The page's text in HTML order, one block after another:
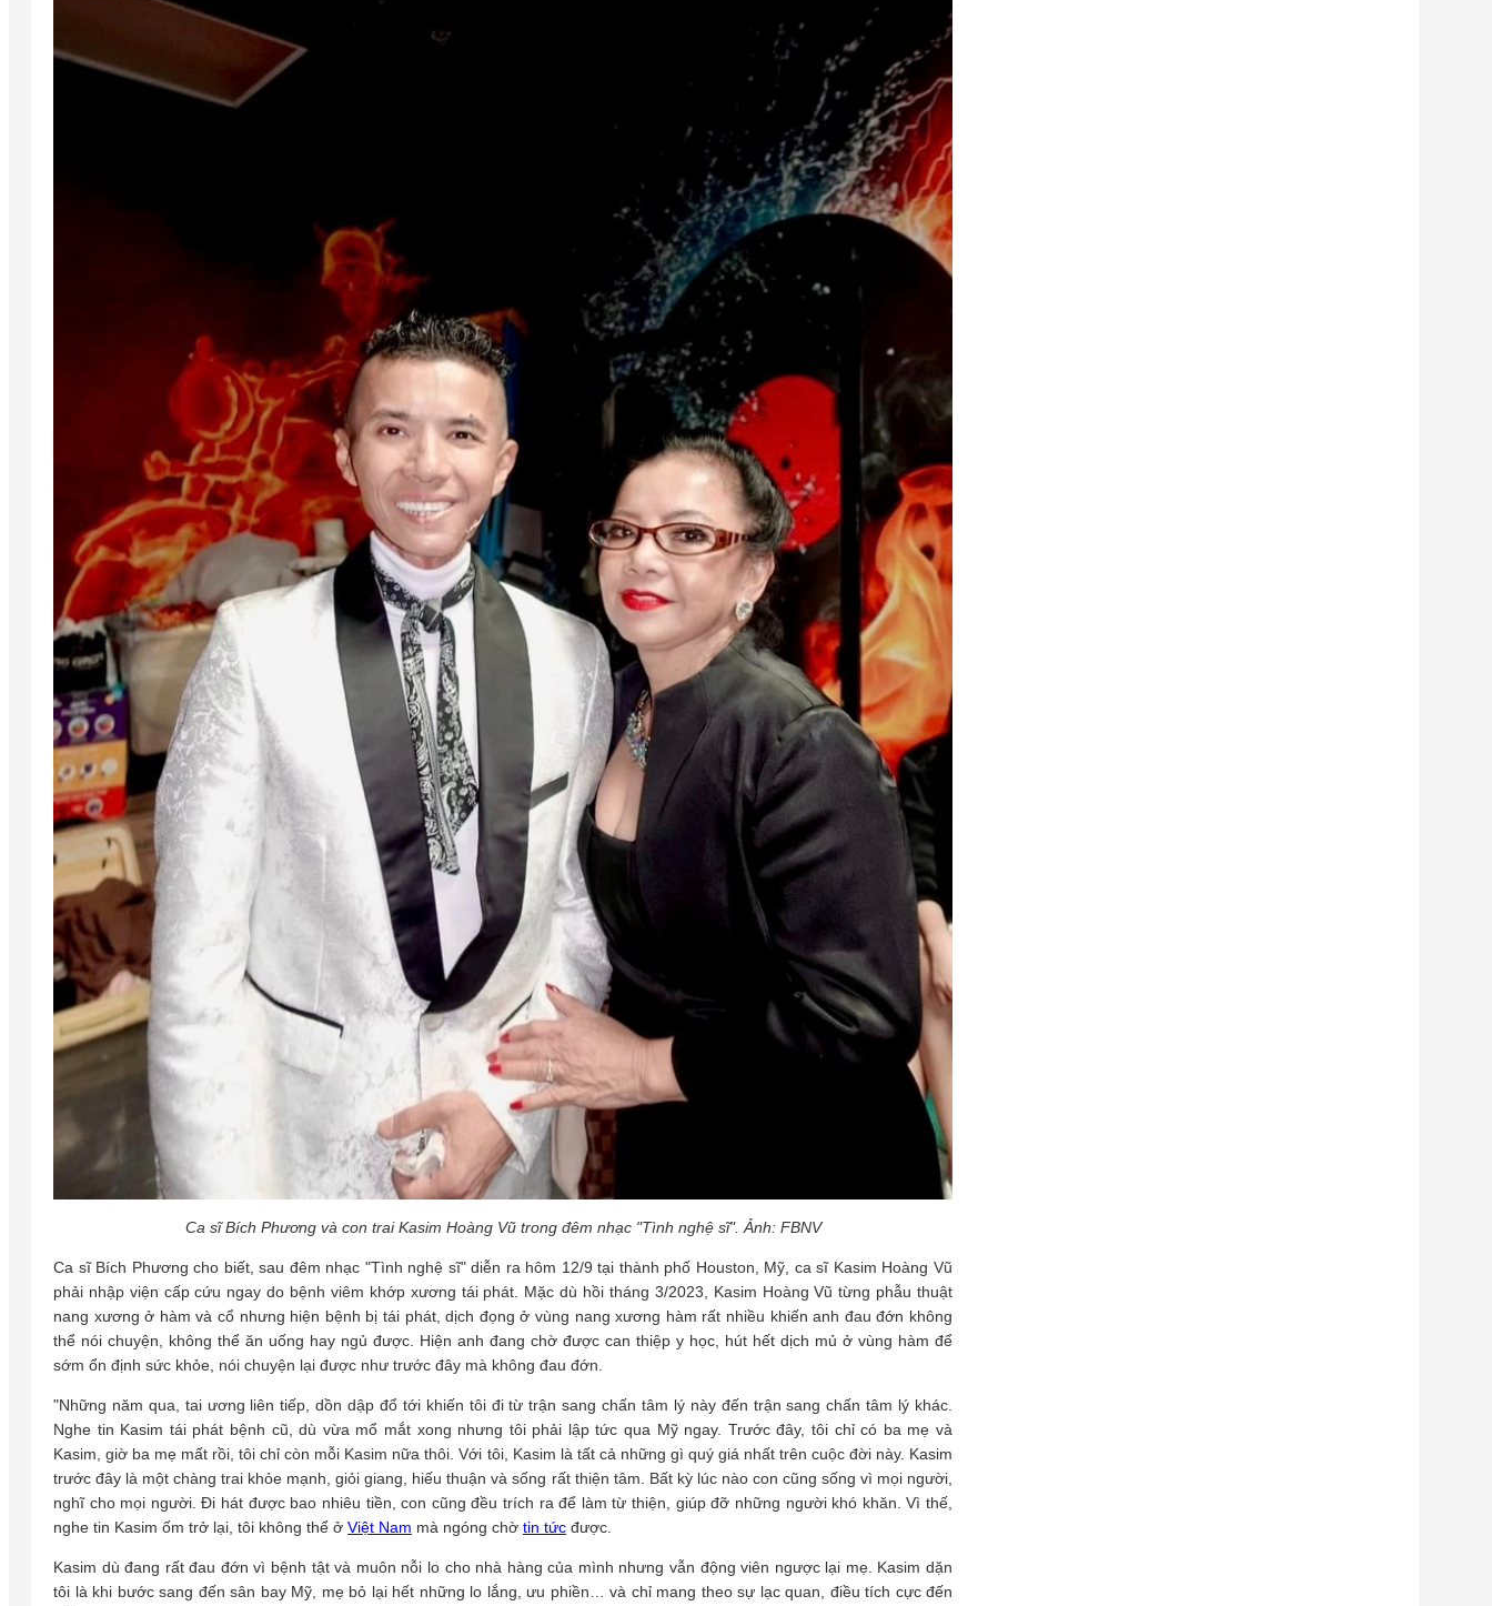
Ca sĩ Bích Phương và con trai Kasim Hoàng Vũ trong đêm nhạc "Tình nghệ sĩ". Ảnh: FBNV
Ca sĩ Bích Phương cho biết, sau đêm nhạc "Tình nghệ sĩ" diễn ra hôm 12/9 tại thành phố Houston, Mỹ, ca sĩ Kasim Hoàng Vũ
phải nhập viện cấp cứu ngay do bệnh viêm khớp xương tái phát. Mặc dù hồi tháng 3/2023, Kasim Hoàng Vũ từng phẫu thuật
nang xương ở hàm và cổ nhưng hiện bệnh bị tái phát, dịch đọng ở vùng nang xương hàm rất nhiều khiến anh đau đớn không
thể nói chuyện, không thể ăn uống hay ngủ được. Hiện anh đang chờ được can thiệp y học, hút hết dịch mủ ở vùng hàm để
sớm ổn định sức khỏe, nói chuyện lại được như trước đây mà không đau đớn.
"Những năm qua, tai ương liên tiếp, dồn dập đổ tới khiến tôi đi từ trận sang chấn tâm lý này đến trận sang chấn tâm lý khác.
Nghe tin Kasim tái phát bệnh cũ, dù vừa mổ mắt xong nhưng tôi phải lập tức qua Mỹ ngay. Trước đây, tôi chỉ có ba mẹ và
Kasim, giờ ba mẹ mất rồi, tôi chỉ còn mỗi Kasim nữa thôi. Với tôi, Kasim là tất cả những gì quý giá nhất trên cuộc đời này. Kasim
trước đây là một chàng trai khỏe mạnh, giỏi giang, hiếu thuận và sống rất thiện tâm. Bất kỳ lúc nào con cũng sống vì mọi người,
nghĩ cho mọi người. Đi hát được bao nhiêu tiền, con cũng đều trích ra để làm từ thiện, giúp đỡ những người khó khăn. Vì thế,
nghe tin Kasim ốm trở lại, tôi không thể ở Việt Nam mà ngóng chờ tin tức được.
Kasim dù đang rất đau đớn vì bệnh tật và muôn nỗi lo cho nhà hàng của mình nhưng vẫn động viên ngược lại mẹ. Kasim dặn
tôi là khi bước sang đến sân bay Mỹ, mẹ bỏ lại hết những lo lắng, ưu phiền… và chỉ mang theo sự lạc quan, điều tích cực đến